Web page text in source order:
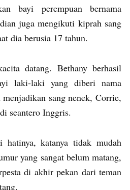
bayi perempuan bernama
juga mengikuti kiprah sang
dia berusia 17 tahun.
datang. Bethany berhasil
laki-laki yang diberi nama
sang nenek, Corrie,
seantero Inggris.
hatinya, katanya tidak mudah
yang sangat belum matang,
di akhir pekan dari teman